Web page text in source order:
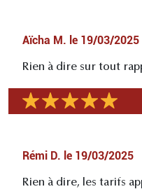
Aïcha M. le 19/03/2025
Rien à dire sur tout
Rémi D. le 19/03/2025
Rien à dire, les tarifs